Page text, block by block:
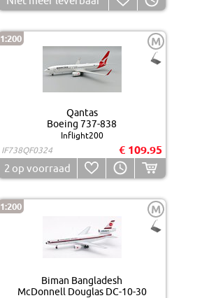
1:200 M
Qantas
Boeing 737-838
Inflight200
IF738QF0324
€ 109.95
2 op voorraad
1:200 M
Biman Bangladesh
McDonnell Douglas DC-10-30